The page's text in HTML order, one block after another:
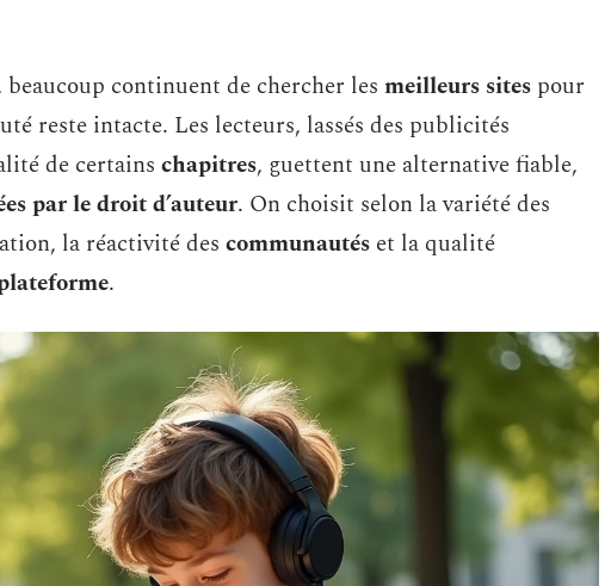
continuent de chercher les meilleurs sites pour
reste intacte. Les lecteurs, lassés des publicités
de certains chapitres, guettent une alternative fiable,
par le droit d’auteur. On choisit selon la variété des
la réactivité des communautés et la qualité
.